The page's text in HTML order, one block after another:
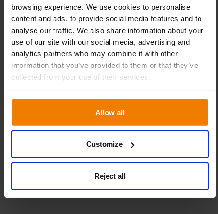
browsing experience. We use cookies to personalise
content and ads, to provide social media features and to
analyse our traffic. We also share information about your
use of our site with our social media, advertising and
analytics partners who may combine it with other
information that you’ve provided to them or that they’ve
collected from your use of their services.
Allow all
Customize
Reject all
övertygade om att Slim4 är den perfekta
plattformen för att möjliggöra kontinuerlig
optimering av hela försörjningskedjan.”
Mikael Wiklund, Commercial Director på
Slimstock Sverige avslutar: “Vi är oerhört
glada över att stötta Parfym på deras resa mot
verksamhetens ambitiösa planer för framtiden
är vi stolta över att Parfym valde vår lösning
för att öka tillgängligheten, förbättra
verksamheten. När implementeringsprojektet
nu är klart ser vi fram emot att arbeta som en
förlängning av deras fantastiska team under
många år framöver.”